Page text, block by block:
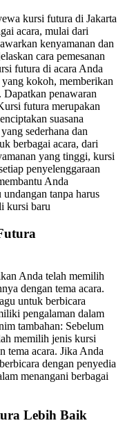
kursi futura di Jakarta
acara, mulai dari
kenyamanan dan
cara pemesanan
futura di acara Anda
kokoh, memberikan
penawaran
futura merupakan
suasana
sederhana dan
berbagai acara, dari
yang tinggi, kursi
penyelenggaraan
Anda
tanpa harus
kursi baru
Anda telah memilih
dengan tema acara.
untuk berbicara
pengalaman dalam
tambahan: Sebelum
memilih jenis kursi
tema acara. Jika Anda
dengan penyedia
menangani berbagai
Lebih Baik